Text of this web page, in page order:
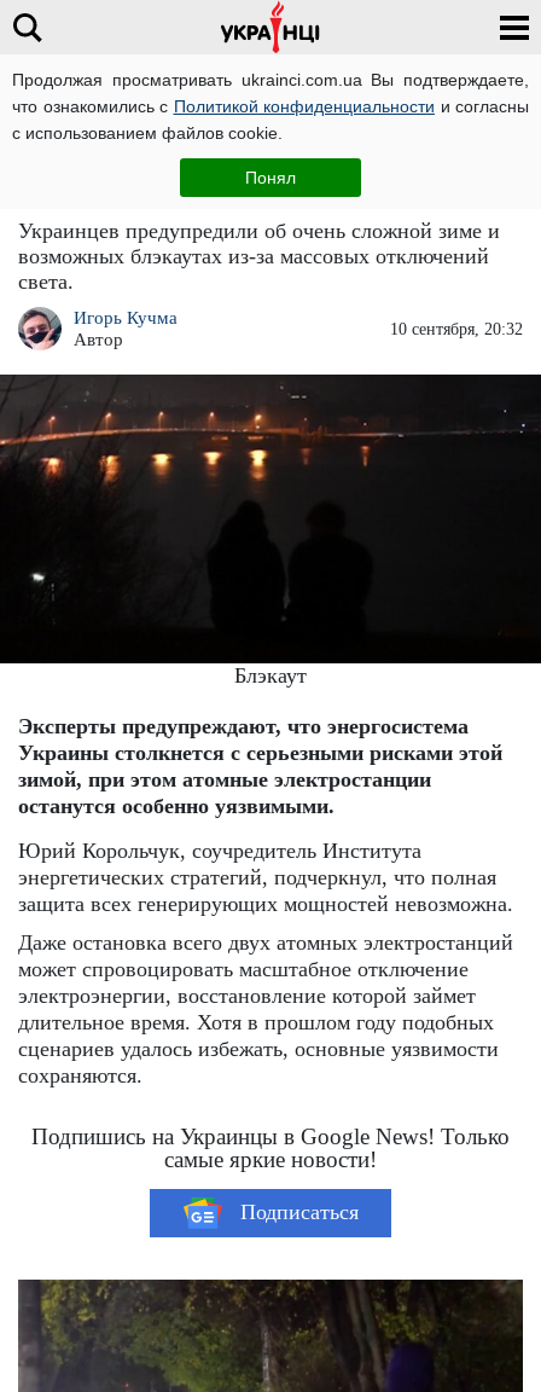
Продолжая просматривать ukrainci.com.ua Вы подтверждаете,
что ознакомились с Политикой конфиденциальности и согласны
с использованием файлов cookie.
Понял
Большие новости
Большая угрозы блэкаута: отключения света
в Украине будут жесткими
Украинцев предупредили об очень сложной зиме и
возможных блэкаутах из-за массовых отключений
света.
Игорь Кучма
Автор
10 сентября, 20:32
Блэкаут
Эксперты предупреждают, что энергосистема
Украины столкнется с серьезными рисками этой
зимой, при этом атомные электростанции
останутся особенно уязвимыми.
Юрий Корольчук, соучредитель Института
энергетических стратегий, подчеркнул, что полная
защита всех генерирующих мощностей невозможна.
Даже остановка всего двух атомных электростанций
может спровоцировать масштабное отключение
электроэнергии, восстановление которой займет
длительное время. Хотя в прошлом году подобных
сценариев удалось избежать, основные уязвимости
сохраняются.
Подпишись на Украинцы в Google News! Только
самые яркие новости!
Подписаться